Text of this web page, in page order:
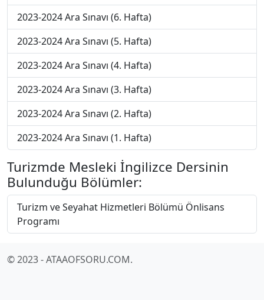
2023-2024 Ara Sınavı (6. Hafta)
2023-2024 Ara Sınavı (5. Hafta)
2023-2024 Ara Sınavı (4. Hafta)
2023-2024 Ara Sınavı (3. Hafta)
2023-2024 Ara Sınavı (2. Hafta)
2023-2024 Ara Sınavı (1. Hafta)
Turizmde Mesleki İngilizce Dersinin
Bulunduğu Bölümler:
Turizm ve Seyahat Hizmetleri Bölümü Önlisans
Programı
© 2023 - ATAAOFSORU.COM.